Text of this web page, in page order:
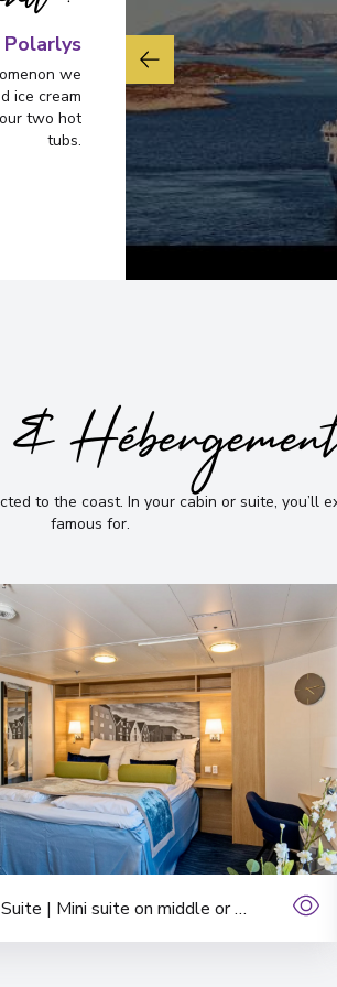
9 Hammerfest
Norway
Arrivée:21/11/2027
Voir plus de
10 Øksfjord
Norway
Arrivée :21/11/2027
Skjervøy
12
Norway
Arrivée:21/11/2027
Voir plus de détails
Norway
Arrivée
14 Harstad
Norway
Arrivée 22/11/2027
15 Risøyhamn
Norway
Arrivée:22/11/2027
Sortland,
Norway
Polarlys
we
ice cream
two hot
tubs.
to the coast. In your cabin or suite, you’ll
famous for.
Expedition Suite | Mini suite on middle or upper deck